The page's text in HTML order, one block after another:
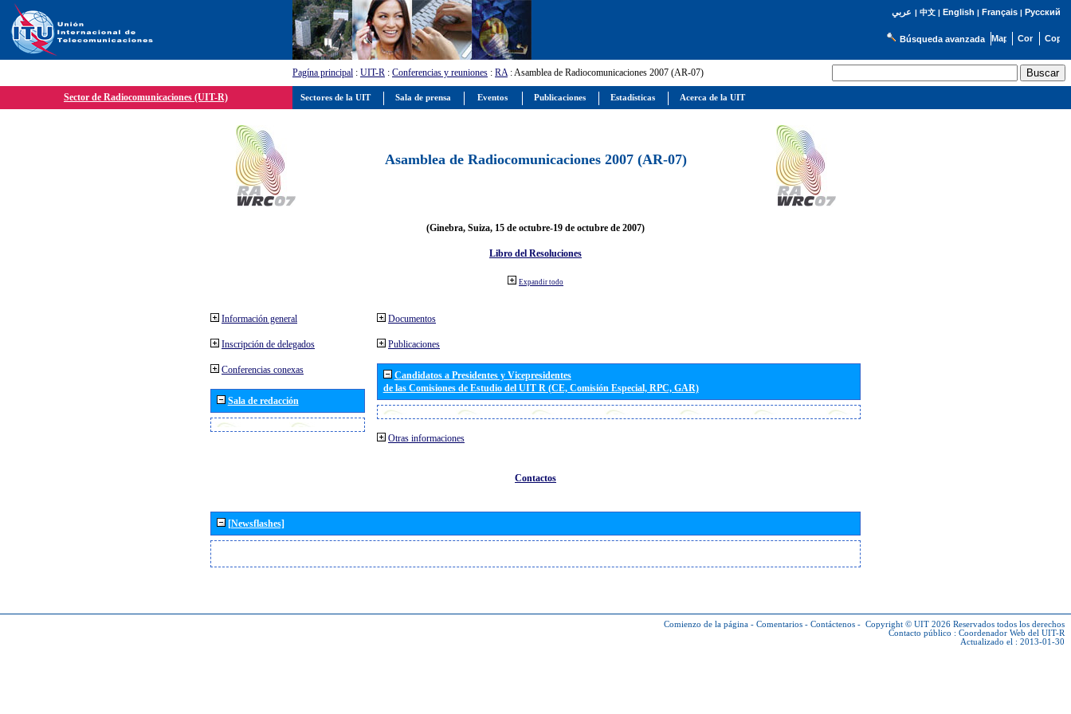
عربي | 中文| English | Français| Русский
Búsqueda avanzada
Pagína principal : UIT-R : Conferencias y reuniones : RA: Asamblea de Radiocomunicaciones 2007 (AR-07)
Sector de Radiocomunicaciones (UIT-R)
Asamblea de Radiocomunicaciones 2007 (AR-07)
(Ginebra, Suiza, 15 de octubre-19 de octubre de 2007)
Libro del Resoluciones
Expandir todo
Información general
Inscripción de delegados
Conferencias conexas
Sala de redacción
Documentos
Publicaciones
Candidatos a Presidentes y Vicepresidentes
de las Comisiones de Estudio del UIT R (CE, Comisión Especial, RPC, GAR)
Otras informaciones
Contactos
[Newsflashes]
Comienzo de la página - Comentarios - Contáctenos - Copyright © UIT 2026 Reservados todos los derechos
Contacto público : Coordenador Web del UIT-R
Actualizado el : 2013-01-30
Sectores de la UIT Sala de prensa Eventos Publicaciones Estadísticas Acerca de la UIT